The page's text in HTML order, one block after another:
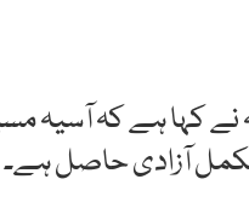
نے کہا ہے کہ
مکمل آزادی حاصل ہے۔